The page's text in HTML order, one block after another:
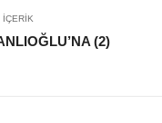
İÇERIK
(2)